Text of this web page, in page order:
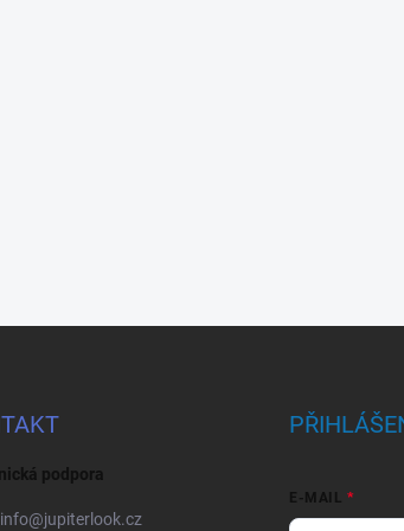
podpora
info@jupiterlook.cz
E-MAIL